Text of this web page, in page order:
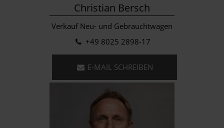
Christian Bersch
Verkauf Neu- und Gebrauchtwagen
+49 8025 2898-17
E-MAIL SCHREIBEN